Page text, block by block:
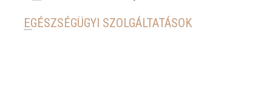
EGÉSZSÉGÜGYI SZOLGÁLTATÁSOK